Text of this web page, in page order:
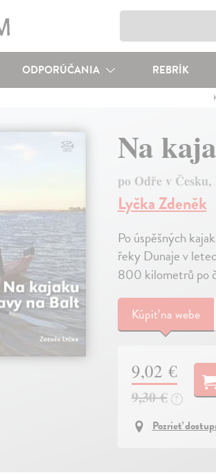
ODPORÚČANIA REBRÍK
Na
po Odře v Česku,
Lyčka Zdeněk
Po úspěšných
řeky Dunaje v
800 kilometrů po
Kúpiťna webe
9,02 €
9,30 € ?
Pozrieť